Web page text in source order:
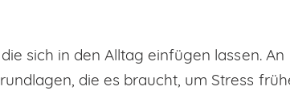
sich in den Alltag einfügen lassen. An
die es braucht, um Stress